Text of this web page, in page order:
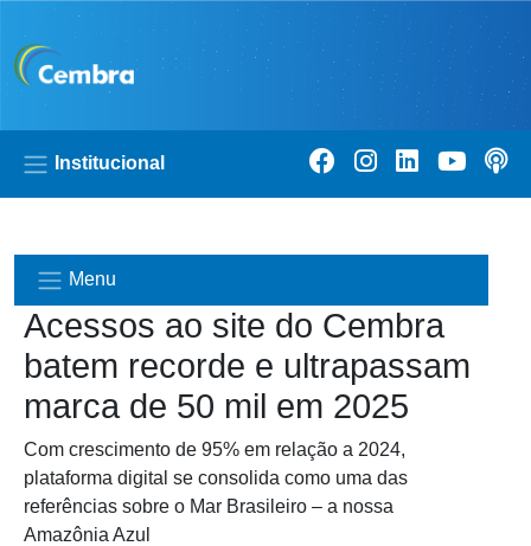
Pular para o conteúdo principal
Institucional
Menu
Acessos ao site do Cembra
batem recorde e ultrapassam
marca de 50 mil em 2025
Com crescimento de 95% em relação a 2024,
plataforma digital se consolida como uma das
referências sobre o Mar Brasileiro – a nossa
Amazônia Azul